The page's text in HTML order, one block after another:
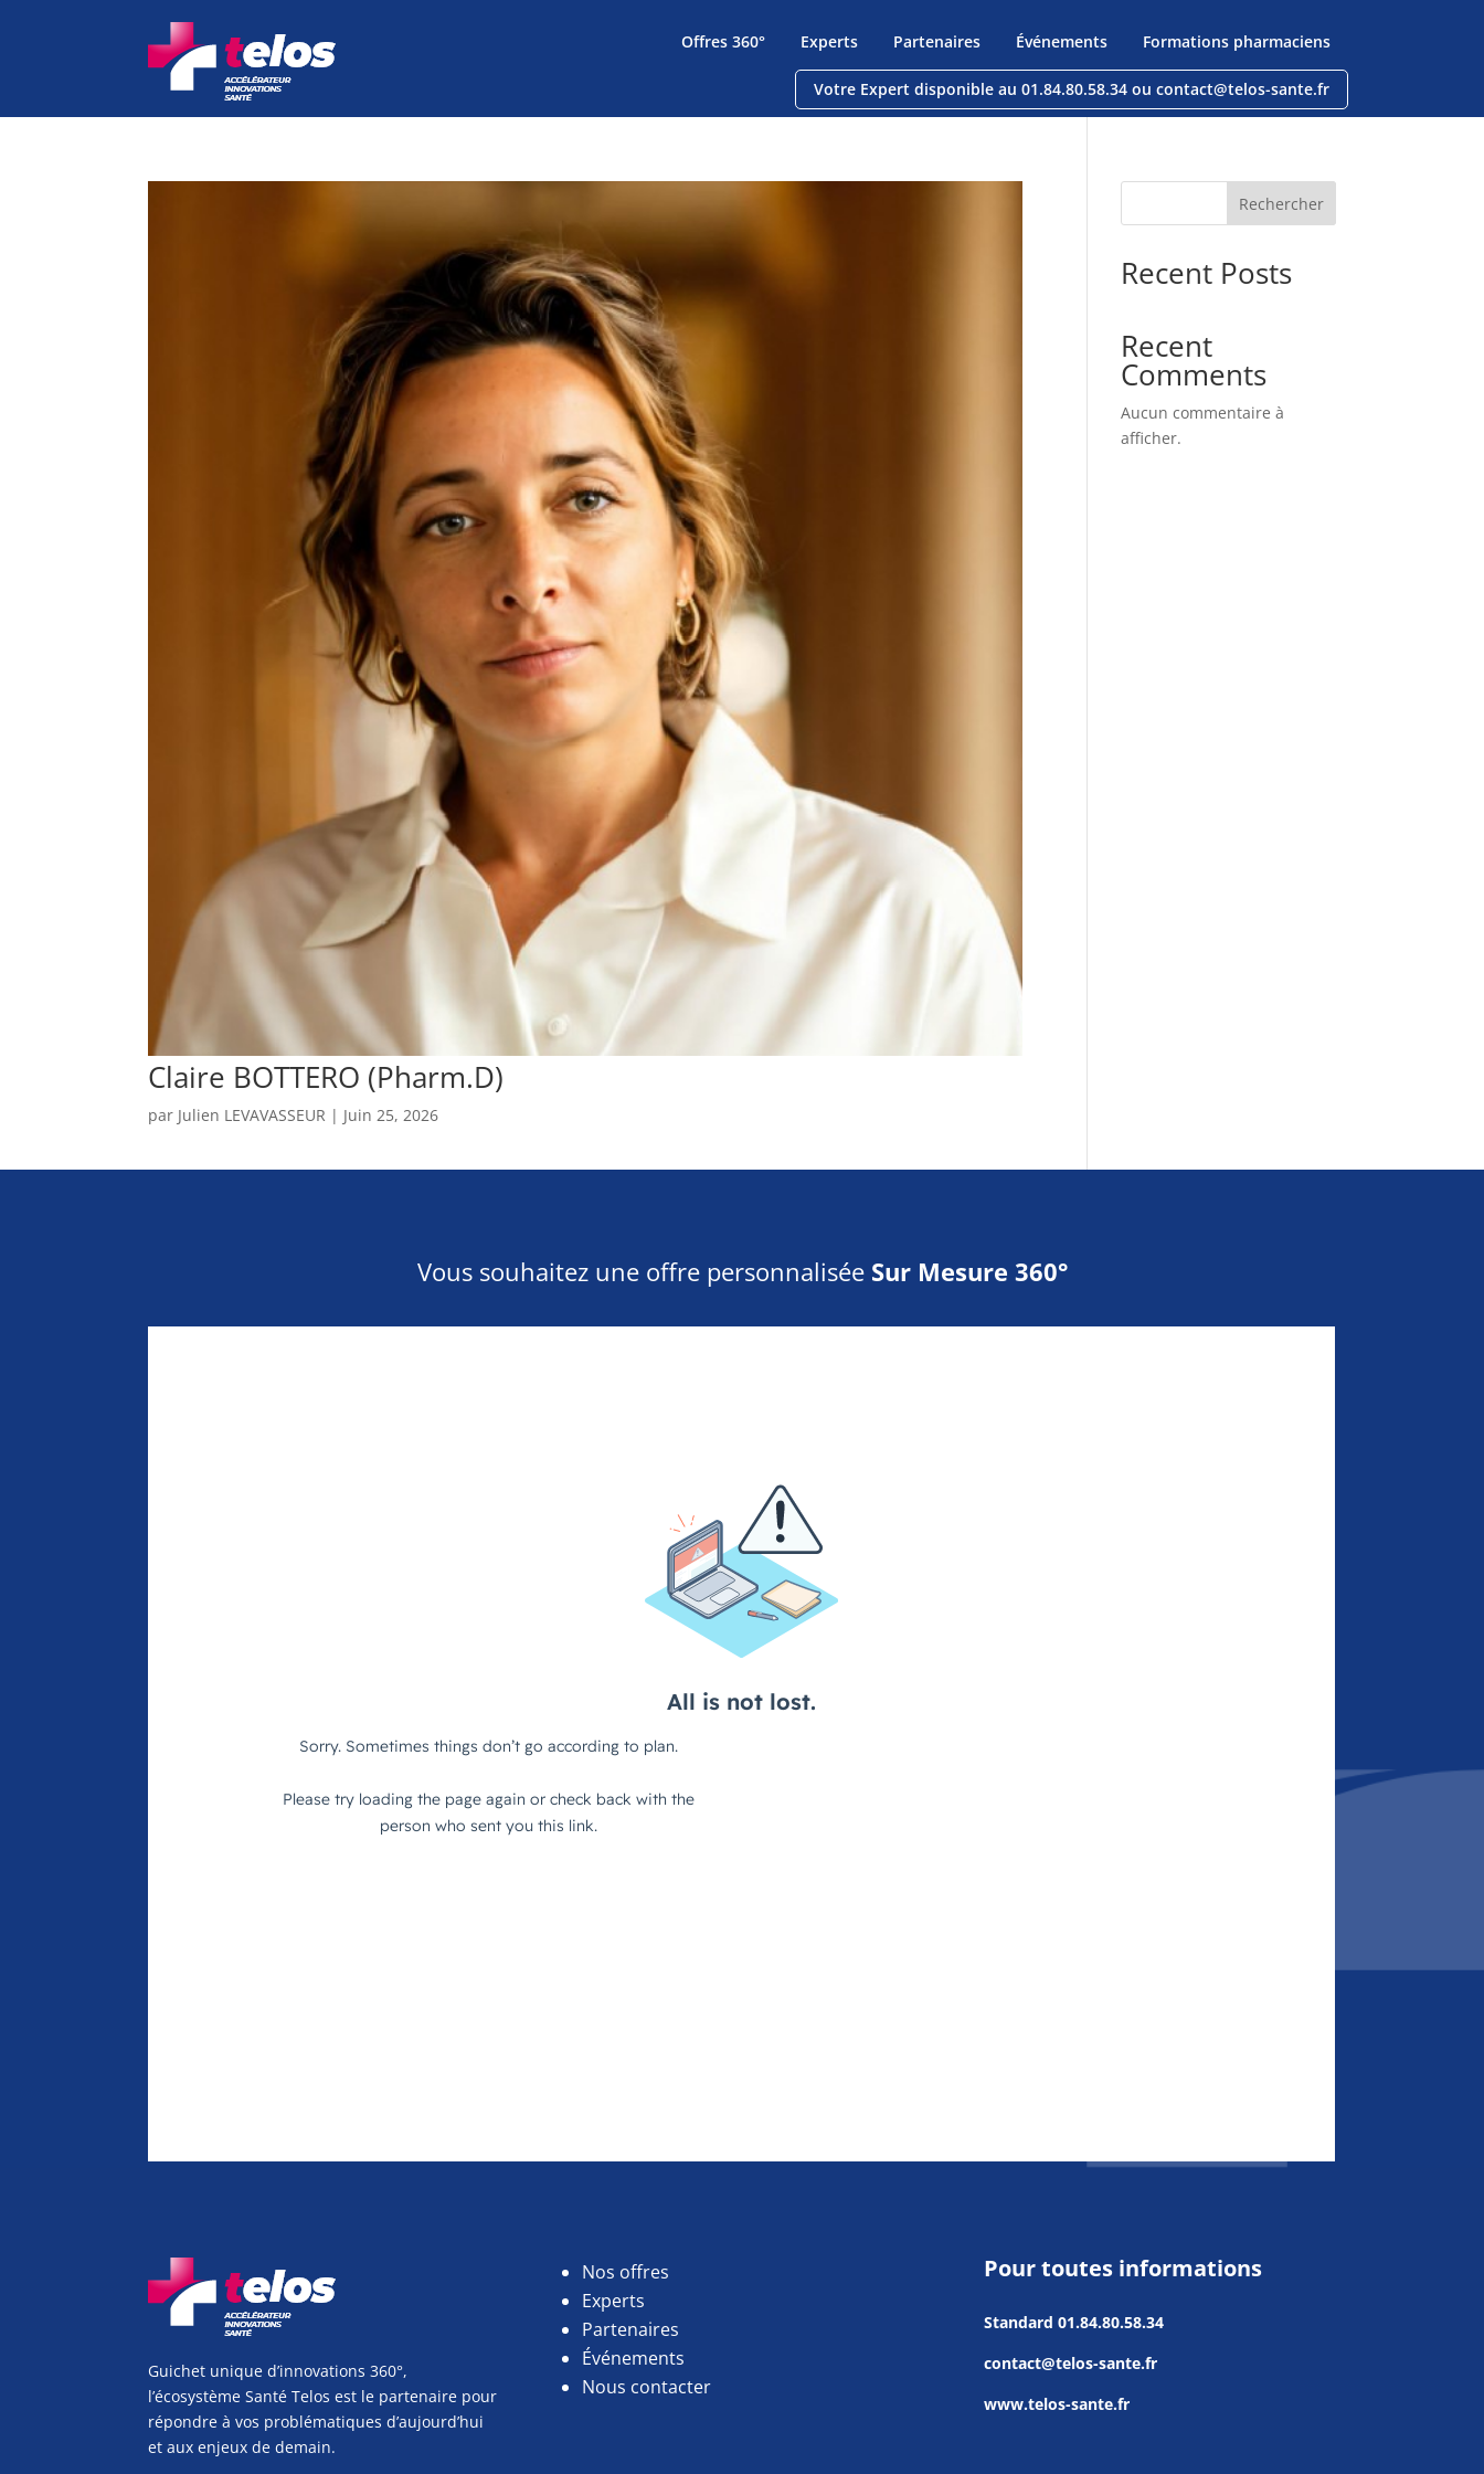
Offres 360° Experts Partenaires Événements Formations pharmaciens
Votre Expert disponible au 01.84.80.58.34 ou contact@telos-sante.fr
Claire BOTTERO (Pharm.D)
par Julien LEVAVASSEUR | Juin 25, 2026
Rechercher
Recent Posts
Recent
Comments
Aucun commentaire à
afficher.
Vous souhaitez une offre personnalisée Sur Mesure 360°
Guichet unique d’innovations 360°,
l’écosystème Santé Telos est le partenaire pour
répondre à vos problématiques d’aujourd’hui
et aux enjeux de demain.
Nos offres
Experts
Partenaires
Événements
Nous contacter
Pour toutes informations
Standard 01.84.80.58.34
contact@telos-sante.fr
www.telos-sante.fr